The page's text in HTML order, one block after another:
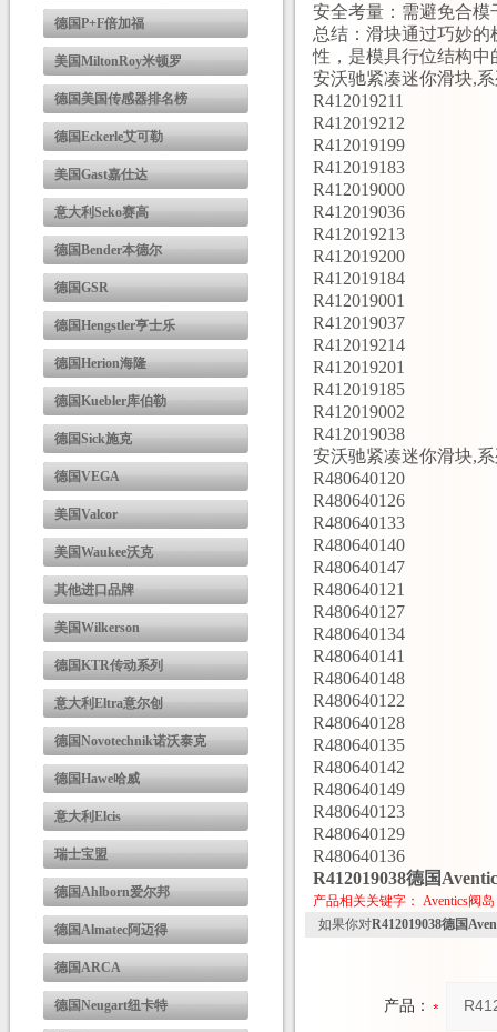
德国P+F倍加福
美国MiltonRoy米顿罗
德国美国传感器排名榜
德国Eckerle艾可勒
美国Gast嘉仕达
意大利Seko赛高
德国Bender本德尔
德国GSR
德国Hengstler亨士乐
德国Herion海隆
德国Kuebler库伯勒
德国Sick施克
德国VEGA
美国Valcor
美国Waukee沃克
其他进口品牌
美国Wilkerson
德国KTR传动系列
意大利Eltra意尔创
德国Novotechnik诺沃泰克
德国Hawe哈威
意大利Elcis
瑞士宝盟
德国Ahlborn爱尔邦
德国Almatec阿迈得
德国ARCA
德国Neugart纽卡特
安全考量‌：需避免合
总结‌：滑块通过巧妙
性，是模具行位结构中
安沃驰紧凑迷你滑块,
R412019211
R412019212
R412019199
R412019183
R412019000
R412019036
R412019213
R412019200
R412019184
R412019001
R412019037
R412019214
R412019201
R412019185
R412019002
R412019038
安沃驰紧凑迷你滑块,
R480640120
R480640126
R480640133
R480640140
R480640147
R480640121
R480640127
R480640134
R480640141
R480640148
R480640122
R480640128
R480640135
R480640142
R480640149
R480640123
R480640129
R480640136
R412019038德国
产品相关关键字：Aventics阀岛
如果你对R412019038德国
产品：